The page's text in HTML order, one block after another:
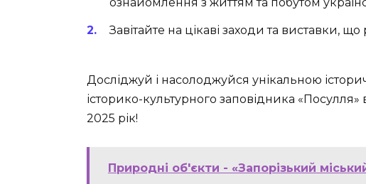
ознайомлення з життям та побутом
Завітайте на цікаві заходи та виставки,
Досліджуй і насолоджуйся унікальною
історико-культурного заповідника «Посулля»
2025 рік!
Природні об'єкти - «Запорізький